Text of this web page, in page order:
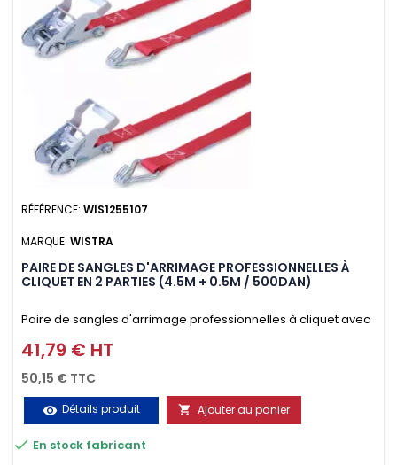
RÉFÉRENCE: WIS1255107
MARQUE: WISTRA
PAIRE DE SANGLES D'ARRIMAGE PROFESSIONNELLES À
CLIQUET EN 2 PARTIES (4.5M + 0.5M / 500DAN)
Paire de sangles d'arrimage professionnelles à cliquet avec
crochet en 2 parties (4.5M + 0.5M / 500daN), simple et rapide
d'utilisation. Permet d'arrimer et de sécuriser vos
chargements pendant le transport. Matière polyester très
résistante aux UV et aux variations de températures,
n'absorbe pas l'eau.
Prix
41,79 € HT
50,15 € TTC
visibility Détails produit  Ajouter au panier
 En stock fabricant